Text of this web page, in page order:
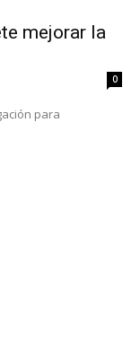
mejorar la
0
para